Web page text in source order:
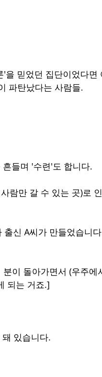
을 믿었던 집단이었다면
파탄났다는 사람들.
들며 '수련'도 합니다.
람만 갈 수 있는 곳)로
신 A씨가 만들었습니
이 돌아가면서 (우주에
되는 거죠.]
있습니다.